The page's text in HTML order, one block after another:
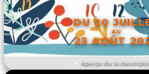
Aperçu de la
DU 20
AU
23 AOÛT
DÉCOUVRIR